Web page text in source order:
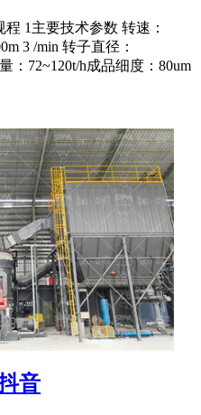
1主要技术参数 转速：
3 /min 转子直径：
：72~120t/h成品细度：80um
音